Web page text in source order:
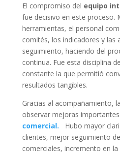
El compromiso del equipo
fue decisivo en este proceso.
herramientas, el personal
comités, los indicadores y las
seguimiento, haciendo del
continua. Fue esta disciplina
constante la que permitió
resultados tangibles.
Gracias al acompañamiento,
observar mejoras
comercial. Hubo mayor
clientes, mejor seguimiento
comerciales, incremento en